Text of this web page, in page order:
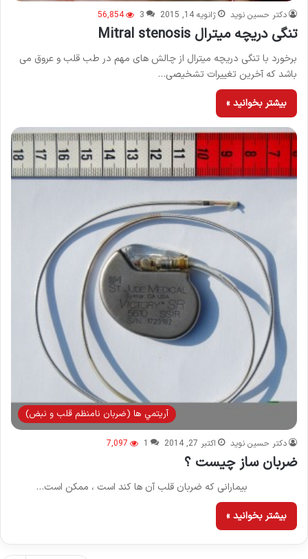
دکتر حسین نوید ژانویه 14, 2015 3
56,854
تنگی دریچه میترال Mitral stenosis
برخورد با تنگی دریچه میترال از چالش های مهم در طب قلب و عروق می
باشد که آخرین تغییرات تشخیصی…
بیشتر بخوانید »
آريتمي ها (ضربان نامنظم قلب و نبض)
دکتر حسین نوید اکتبر 27, 2014 1
7,097
ضربان ساز چيست ؟
بيمارانى كه ضربان قلب آن ها كند است ، ممكن است…
بیشتر بخوانید »